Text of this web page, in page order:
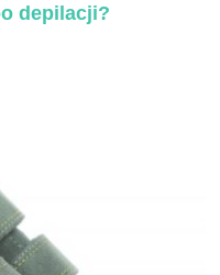
depilacji?